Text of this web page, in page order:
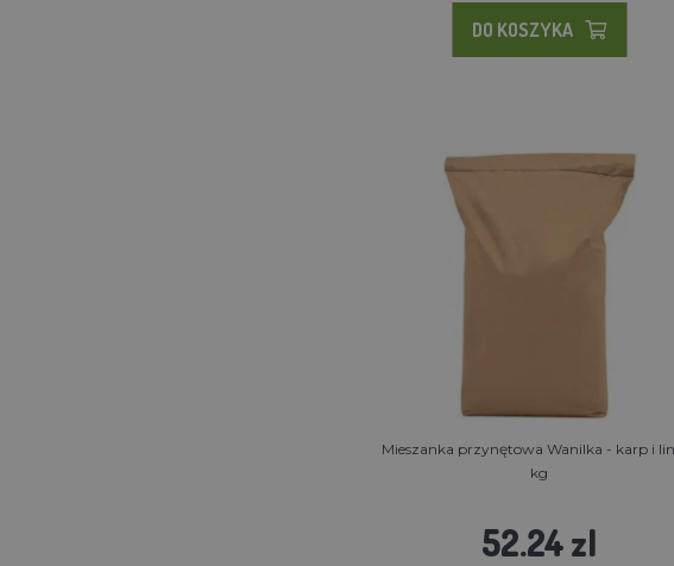
DO KOSZYKA
Mieszanka przynętowa Wanilka - karp i
kg
52.24 zl